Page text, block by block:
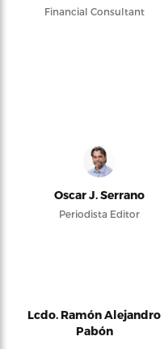
Financial Consultant
Oscar J. Serrano
Periodista Editor
Lcdo. Ramón Alejandro
Pabón